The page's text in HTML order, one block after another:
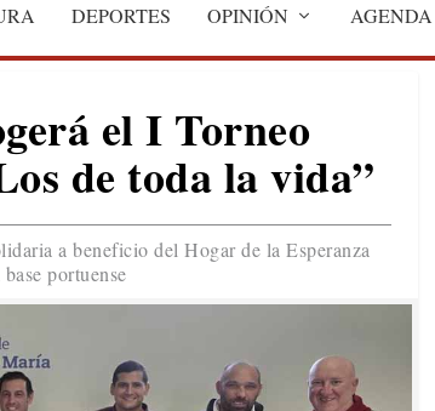
DEPORTES OPINIÓN AGENDA
el I Torneo
de toda la vida”
a beneficio del Hogar de la Esperanza
portuense